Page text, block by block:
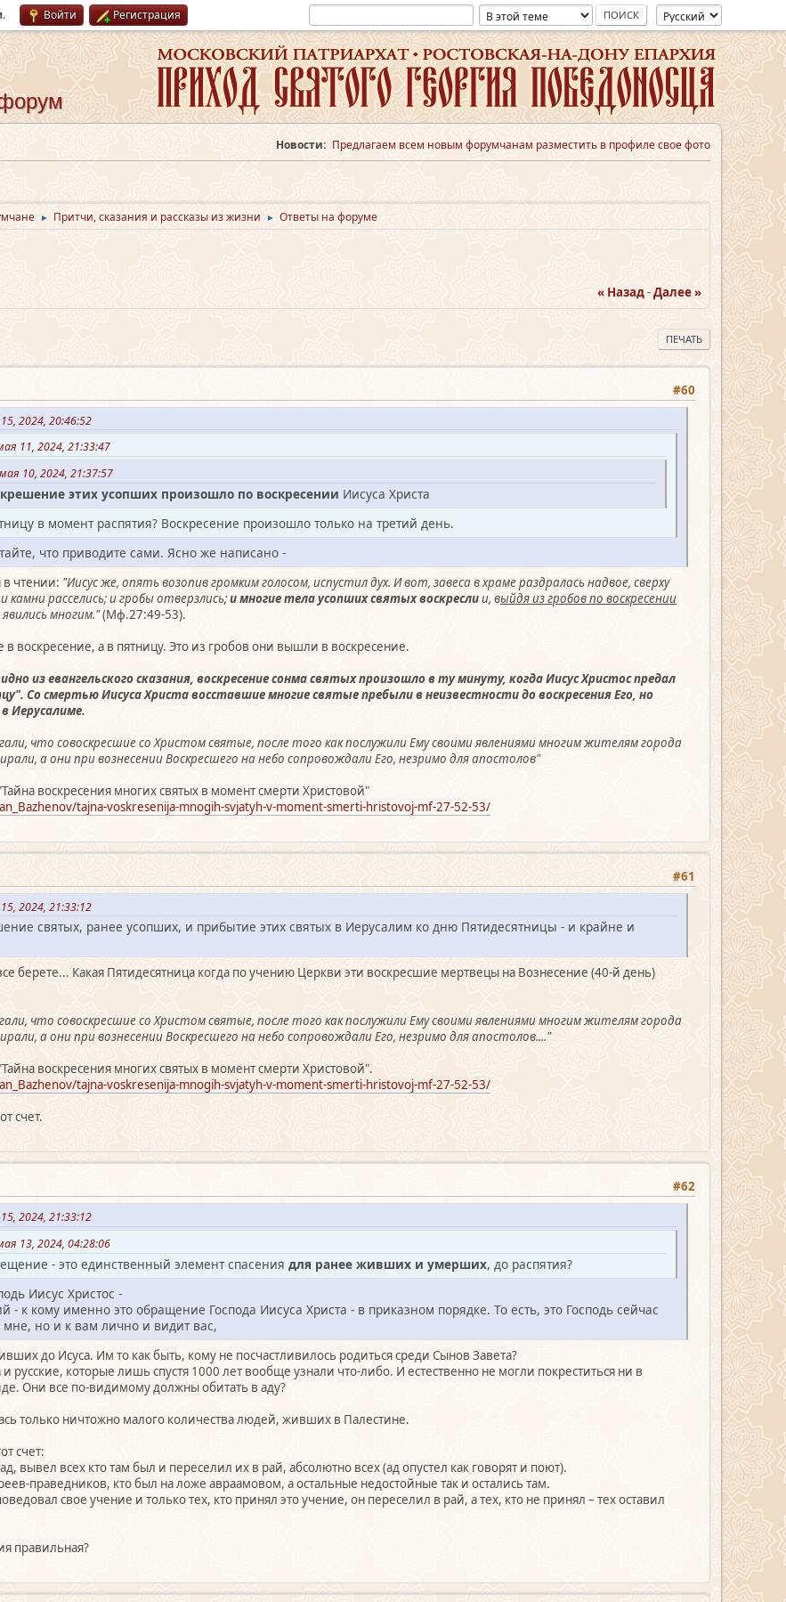
. Войти Регистрация
Новости: Предлагаем всем новым форумчанам разместить в профиле свое фото
► Притчи, сказания и рассказы из жизни ► Ответы на форуме
« Назад-Далее »
ПЕЧАТЬ
#60
2024, 20:46:52
11, 2024, 21:33:47
10, 2024, 21:37:57
этих усопших произошло по воскресении Иисуса Христа
в момент распятия? Воскресение произошло только на третий день.
что приводите сами. Ясно же написано -
чтении: "Иисус же, опять возопив громким голосом, испустил дух. И вот, завеса в храме раздралась надвое, сверху
камни расселись; и гробы отверзлись;и многие тела усопших святых воскреслии, выйдя из гробов по воскресении
многим."(Мф.27:49-53).
воскресение, а в пятницу. Это из гробов они вышли в воскресение.
из евангельского сказания, воскресение сонма святых произошло в ту минуту, когда Иисус Христос предал
Со смертью Иисуса Христа восставшие многие святые пребыли в неизвестности до воскресения Его, но
Иерусалиме.
что совоскресшие со Христом святые, после того как послужили Ему своими явлениями многим жителям города
а они при вознесении Воскресшего на небо сопровождали Его, незримо для апостолов"
воскресения многих святых в момент смерти Христовой"
tajna-voskresenija-mnogih-svjatyh-v-moment-smerti-hristovoj-mf-27-52-53/
#61
2024, 21:33:12
святых, ранее усопших, и прибытие этих святых в Иерусалим ко дню Пятидесятницы - и крайне и
берете... Какая Пятидесятница когда по учению Церкви эти воскресшие мертвецы на Вознесение (40-й день)
что совоскресшие со Христом святые, после того как послужили Ему своими явлениями многим жителям города
а они при вознесении Воскресшего на небо сопровождали Его, незримо для апостолов...."
воскресения многих святых в момент смерти Христовой".
tajna-voskresenija-mnogih-svjatyh-v-moment-smerti-hristovoj-mf-27-52-53/
счет.
#62
2024, 21:33:12
13, 2024, 04:28:06
- это единственный элемент спасения для ранее живших и умерших, до распятия?
Иисус Христос -
- к кому именно это обращение Господа Иисуса Христа - в приказном порядке. То есть, это Господь сейчас
мне, но и к вам лично и видит вас,
до Исуса. Им то как быть, кому не посчастливилось родиться среди Сынов Завета?
русские, которые лишь спустя 1000 лет вообще узнали что-либо. И естественно не могли покреститься ни в
Они все по-видимому должны обитать в аду?
только ничтожно малого количества людей, живших в Палестине.
счет:
ад, вывел всех кто там был и переселил их в рай, абсолютно всех (ад опустел как говорят и поют).
праведников, кто был на ложе авраамовом, а остальные недостойные так и остались там.
свое учение и только тех, кто принял это учение, он переселил в рай, а тех, кто не принял – тех оставил
правильная?